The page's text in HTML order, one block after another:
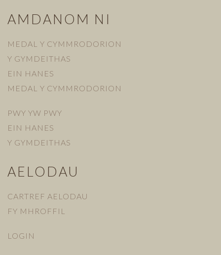
AMDANOM NI
MEDAL Y CYMMRODORION
Y GYMDEITHAS
EIN HANES
MEDAL Y CYMMRODORION
PWY YW PWY
EIN HANES
Y GYMDEITHAS
AELODAU
CARTREF AELODAU
FY MHROFFIL
LOGIN